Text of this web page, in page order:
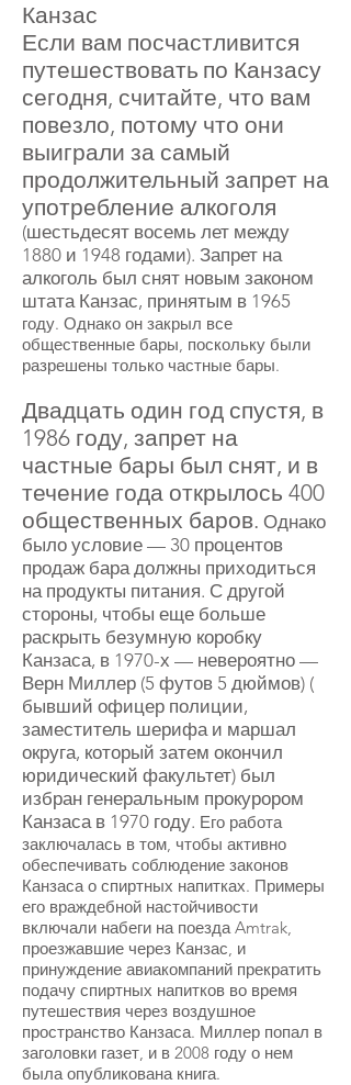
Канзас
Если вам посчастливится
путешествовать по Канзасу
сегодня, считайте, что вам
повезло, потому что они
выиграли за самый
продолжительный запрет на
употребление алкоголя
(шестьдесят восемь лет между
1880 и 1948 годами). Запрет на
алкоголь был снят новым законом
штата Канзас, принятым в 1965
году. Однако он закрыл все
общественные бары, поскольку были
разрешены только частные бары.
Двадцать один год спустя, в
1986 году, запрет на
частные бары был снят, и в
течение года открылось 400
общественных баров. Однако
было условие — 30 процентов
продаж бара должны приходиться
на продукты питания. С другой
стороны, чтобы еще больше
раскрыть безумную коробку
Канзаса, в 1970-х — невероятно —
Верн Миллер (5 футов 5 дюймов) (
бывший офицер полиции,
заместитель шерифа и маршал
округа, который затем окончил
юридический факультет) был
избран генеральным прокурором
Канзаса в 1970 году. Его работа
заключалась в том, чтобы активно
обеспечивать соблюдение законов
Канзаса о спиртных напитках. Примеры
его враждебной настойчивости
включали набеги на поезда Amtrak,
проезжавшие через Канзас, и
принуждение авиакомпаний прекратить
подачу спиртных напитков во время
путешествия через воздушное
пространство Канзаса. Миллер попал в
заголовки газет, и в 2008 году о нем
была опубликована книга.